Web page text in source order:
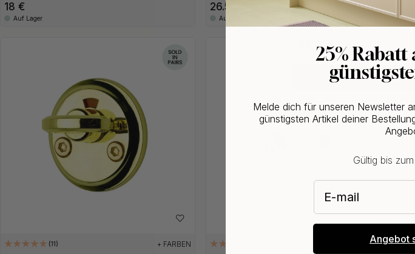
18 €
Auf Lager
26.50 €
Auf Lager
11 + FARBEN + FARBEN
WOULD YOU RATHER
EU
CHANGE
25%
Melde dich für unseren Newsletter
günstigsten Artikel deiner
Gültig bis
E-mail
Angebot